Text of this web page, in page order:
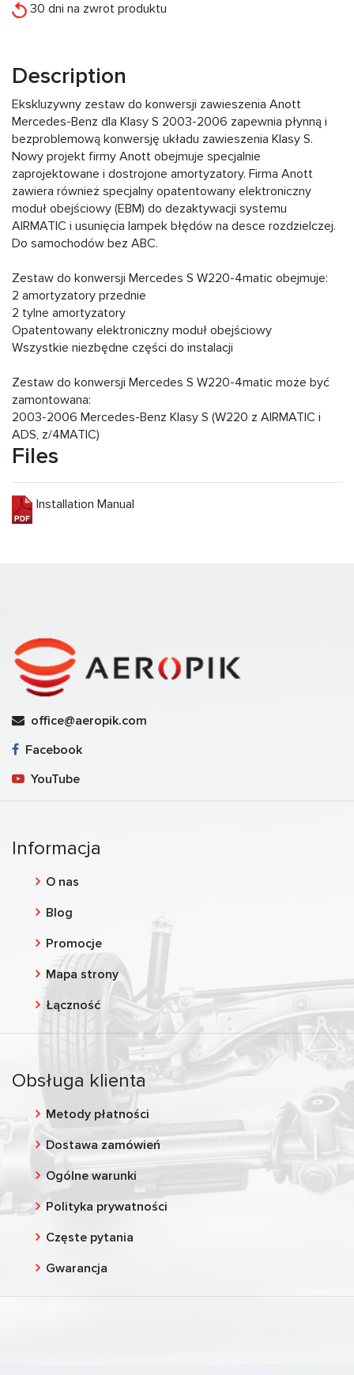
30 dni na zwrot produktu
Description
Ekskluzywny zestaw do konwersji zawieszenia Anott
Mercedes-Benz dla Klasy S 2003-2006 zapewnia płynną i
bezproblemową konwersję układu zawieszenia Klasy S.
Nowy projekt firmy Anott obejmuje specjalnie
zaprojektowane i dostrojone amortyzatory. Firma Anott
zawiera również specjalny opatentowany elektroniczny
moduł obejściowy (EBM) do dezaktywacji systemu
AIRMATIC i usunięcia lampek błędów na desce rozdzielczej.
Do samochodów bez ABC.
Zestaw do konwersji Mercedes S W220-4matic obejmuje:
2 amortyzatory przednie
2 tylne amortyzatory
Opatentowany elektroniczny moduł obejściowy
Wszystkie niezbędne części do instalacji
Zestaw do konwersji Mercedes S W220-4matic może być
zamontowana:
2003-2006 Mercedes-Benz Klasy S (W220 z AIRMATIC i
ADS, z/4MATIC)
Files
Installation Manual
office@aeropik.com
Facebook
YouTube
Informacja
O nas
Blog
Promocje
Mapa strony
Łączność
Obsługa klienta
Metody płatności
Dostawa zamówień
Ogólne warunki
Polityka prywatności
Częste pytania
Gwarancja